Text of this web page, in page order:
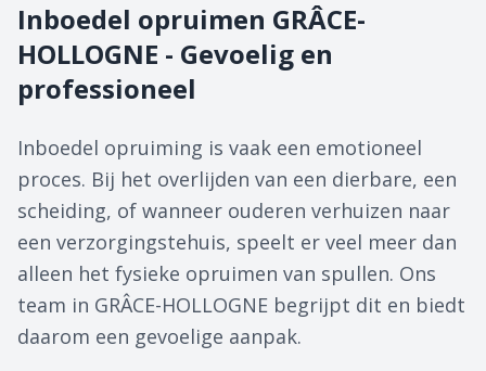
Inboedel opruimen GRÂCE-
HOLLOGNE - Gevoelig en
professioneel
Inboedel opruiming is vaak een emotioneel
proces. Bij het overlijden van een dierbare, een
scheiding, of wanneer ouderen verhuizen naar
een verzorgingstehuis, speelt er veel meer dan
alleen het fysieke opruimen van spullen. Ons
team in GRÂCE-HOLLOGNE begrijpt dit en biedt
daarom een gevoelige aanpak.